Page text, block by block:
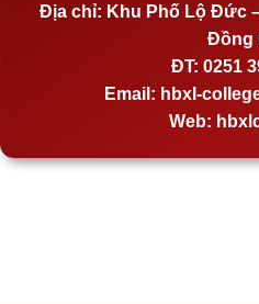
Địa chỉ: Khu Phố Lộ Đức
Đồng
ĐT: 0251
Email: hbxl-
Web: